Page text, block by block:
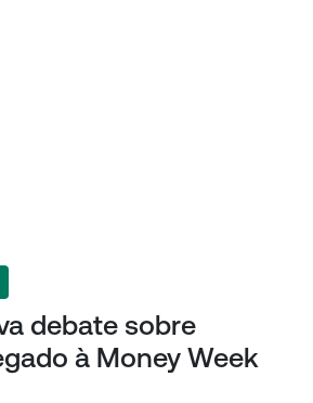
debate sobre
à Money Week